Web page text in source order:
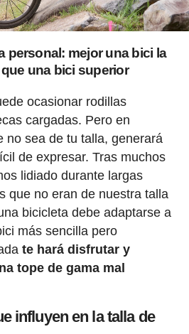
personal: mejor una bici la
una bici superior
ocasionar rodillas
cargadas. Pero en
no sea de tu talla, generará
de expresar. Tras muchos
lidiado durante largas
que no eran de nuestra talla
bicicleta debe adaptarse a
más sencilla pero
te hará disfrutar y
tope de gama mal
influyen en la talla de